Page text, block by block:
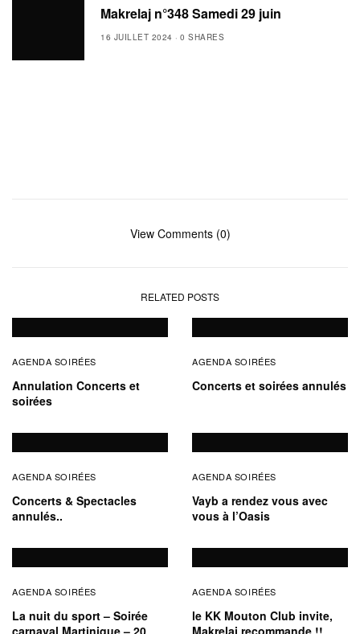
Makrelaj n°348 Samedi 29 juin
16 JUILLET 2024 0 SHARES
View Comments (0)
RELATED POSTS
AGENDA SOIRÉES
Annulation Concerts et
soirées
AGENDA SOIRÉES
Concerts et soirées annulés
AGENDA SOIRÉES
Concerts & Spectacles
annulés..
AGENDA SOIRÉES
Vayb a rendez vous avec
vous à l’Oasis
AGENDA SOIRÉES
La nuit du sport – Soirée
carnaval Martinique – 20
AGENDA SOIRÉES
le KK Mouton Club invite,
Makrelaj recommande !!